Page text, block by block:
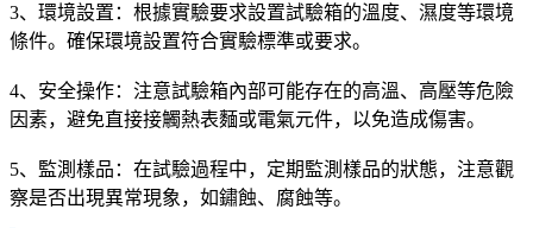
3、環境設置：根據實驗要求設置試驗箱的溫度、濕度等環境
條件。確保環境設置符合實驗標準或要求。
4、安全操作：注意試驗箱內部可能存在的高溫、高壓等危險
因素，避免直接接觸熱表麵或電氣元件，以免造成傷害。
5、監測樣品：在試驗過程中，定期監測樣品的狀態，注意觀
察是否出現異常現象，如鏽蝕、腐蝕等。